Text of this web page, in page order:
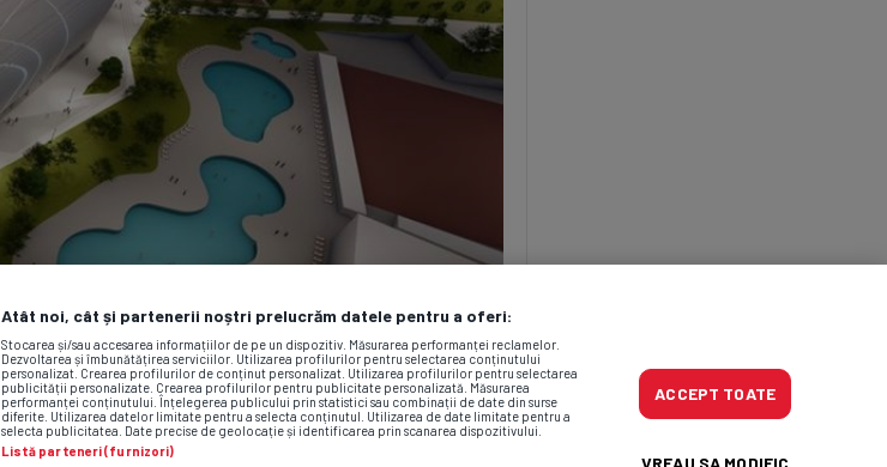
Atât noi, cât și partenerii noștri prelucrăm datele pentru a oferi:
Stocarea și/sau accesarea informațiilor de pe un dispozitiv. Măsurarea performanței reclamelor.
Dezvoltarea și îmbunătățirea serviciilor. Utilizarea profilurilor pentru selectarea conținutului
personalizat. Crearea profilurilor de conținut personalizat. Utilizarea profilurilor pentru selectarea
publicității personalizate. Crearea profilurilor pentru publicitate personalizată. Măsurarea
performanței conținutului. Înțelegerea publicului prin statistici sau combinații de date din surse
diferite. Utilizarea datelor limitate pentru a selecta conținutul. Utilizarea de date limitate pentru a
selecta publicitatea. Date precise de geolocație și identificarea prin scanarea dispozitivului.
Listă parteneri (furnizori)
ACCEPT TOATE
VREAU SA MODIFIC